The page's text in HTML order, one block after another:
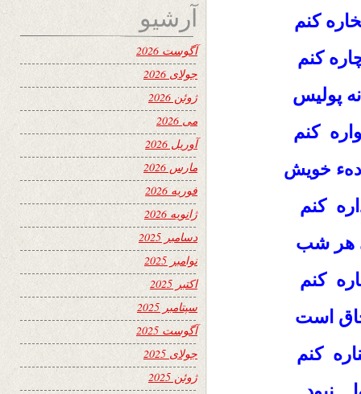
کنم
کنم
پولیس
کنم
خویش
کنم
هر شب
کنم
است
کنم
آرشیو
آگوست 2026
جولای 2026
ژوئن 2026
می 2026
آوریل 2026
مارس 2026
فوریه 2026
ژانویه 2026
دسامبر 2025
نوامبر 2025
اکتبر 2025
سپتامبر 2025
آگوست 2025
جولای 2025
ژوئن 2025